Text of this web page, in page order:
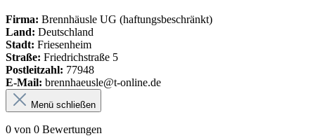
Firma: Brennhäusle UG (haftungsbeschränkt)
Land: Deutschland
Stadt: Friesenheim
Straße: Friedrichstraße 5
Postleitzahl: 77948
E-Mail: brennhaeusle@t-online.de
Menü schließen
0 von 0 Bewertungen